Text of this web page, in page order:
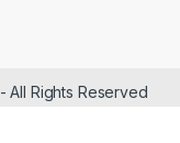
- All Rights Reserved